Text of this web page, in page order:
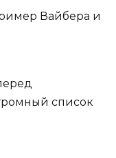
Вайбера и
список